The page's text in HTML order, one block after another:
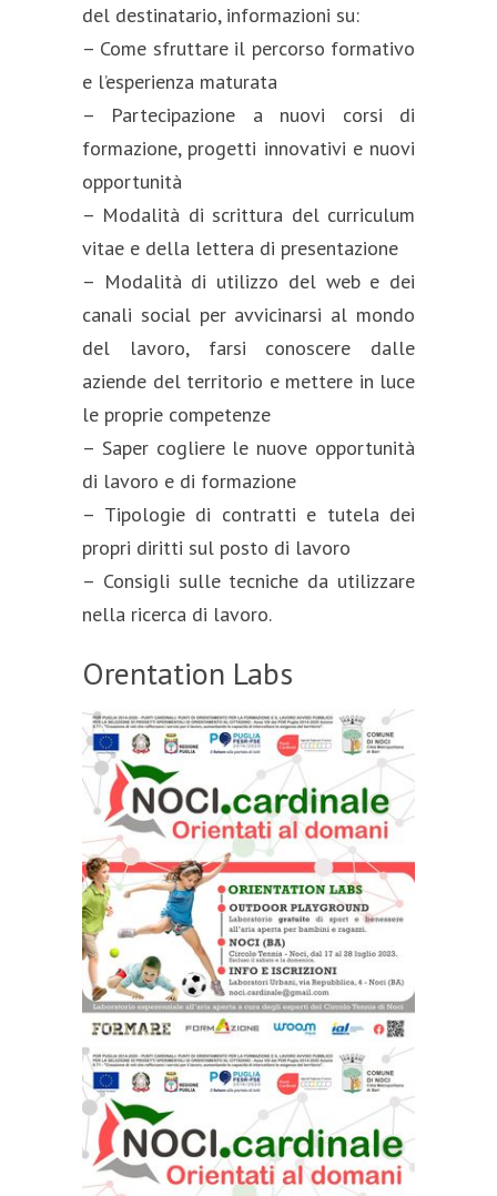
del destinatario, informazioni su:
– Come sfruttare il percorso formativo
e l’esperienza maturata
– Partecipazione a nuovi corsi di
formazione, progetti innovativi e nuovi
opportunità
– Modalità di scrittura del curriculum
vitae e della lettera di presentazione
– Modalità di utilizzo del web e dei
canali social per avvicinarsi al mondo
del lavoro, farsi conoscere dalle
aziende del territorio e mettere in luce
le proprie competenze
– Saper cogliere le nuove opportunità
di lavoro e di formazione
– Tipologie di contratti e tutela dei
propri diritti sul posto di lavoro
– Consigli sulle tecniche da utilizzare
nella ricerca di lavoro.
Orentation Labs